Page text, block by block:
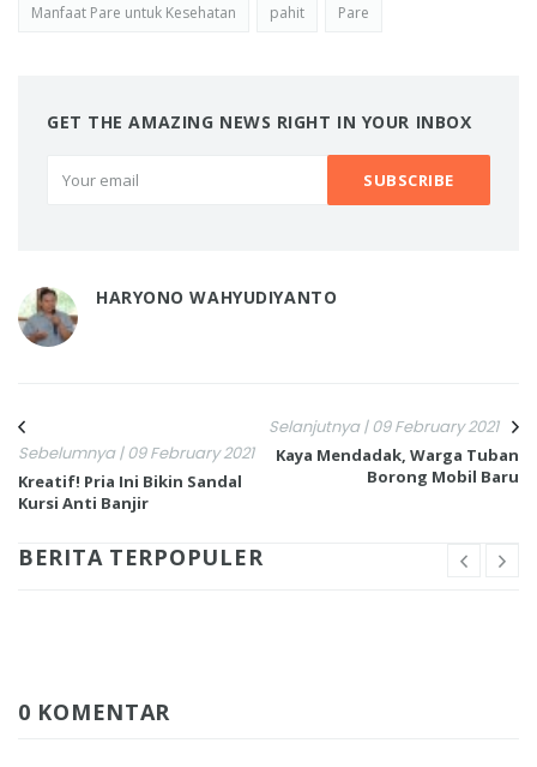
Manfaat Pare untuk Kesehatan pahit Pare
GET THE AMAZING NEWS RIGHT IN YOUR INBOX
HARYONO WAHYUDIYANTO
Sebelumnya | 09 February 2021
Kreatif! Pria Ini Bikin Sandal
Kursi Anti Banjir
Selanjutnya | 09 February 2021
Kaya Mendadak, Warga Tuban
Borong Mobil Baru
BERITA TERPOPULER
0 KOMENTAR